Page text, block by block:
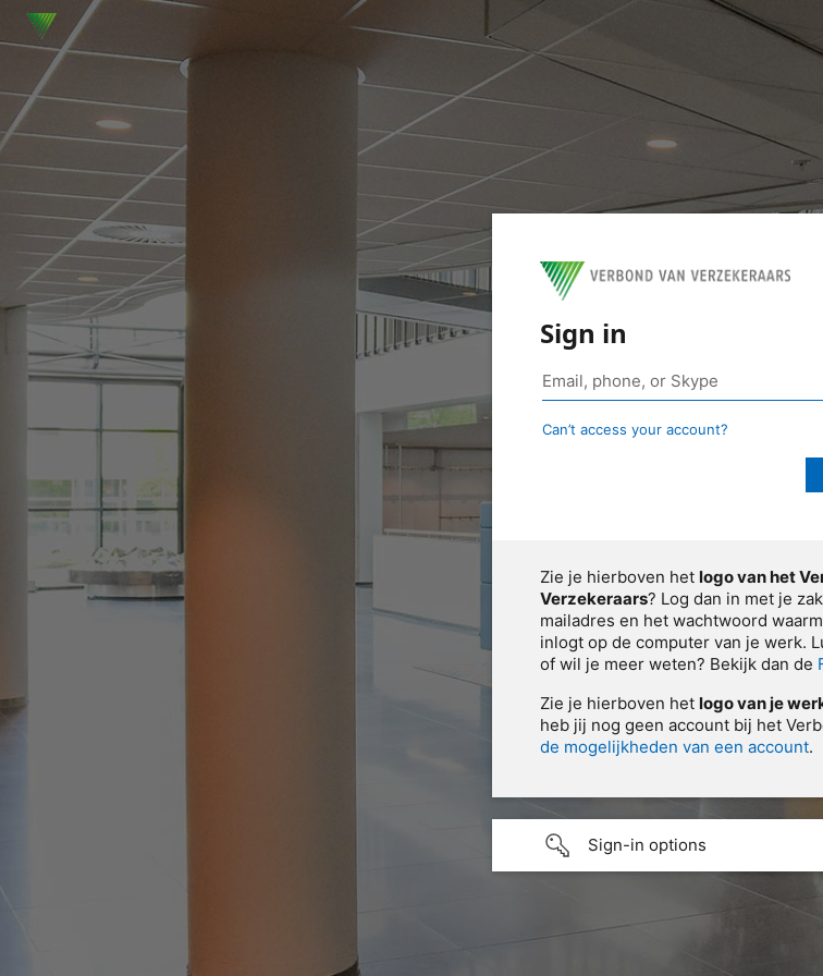
Sign in
Can’t access your account?
Zie je hierboven het logo van het
Verzekeraars? Log dan in met je
mailadres en het wachtwoord
inlogt op de computer van je werk.
of wil je meer weten? Bekijk dan de
Zie je hierboven het logo van je
heb jij nog geen account bij het
de mogelijkheden van een account.
Sign-in options